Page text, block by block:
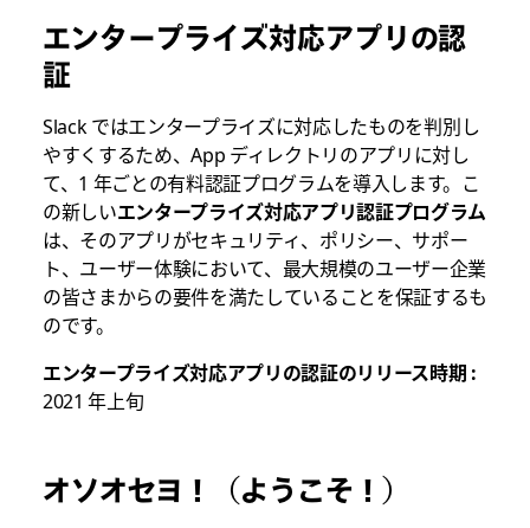
エンタープライズ対応アプリの認
証
Slack ではエンタープライズに対応したものを判別し
やすくするため、App ディレクトリのアプリに対し
て、1 年ごとの有料認証プログラムを導入します。こ
の新しいエンタープライズ対応アプリ認証プログラム
は、そのアプリがセキュリティ、ポリシー、サポー
ト、ユーザー体験において、最大規模のユーザー企業
の皆さまからの要件を満たしていることを保証するも
のです。
エンタープライズ対応アプリの認証のリリース時期 :
2021 年上旬
オソオセヨ！（ようこそ！）